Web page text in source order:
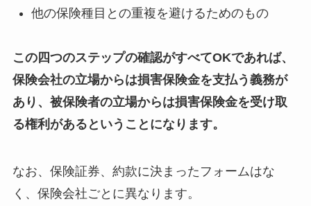
他の保険種目との重複を避けるためのもの
この四つのステップの確認がすべてOKであれば、
保険会社の立場からは損害保険金を支払う義務が
あり、被保険者の立場からは損害保険金を受け取
る権利があるということになります。
なお、保険証券、約款に決まったフォームはな
く、保険会社ごとに異なります。